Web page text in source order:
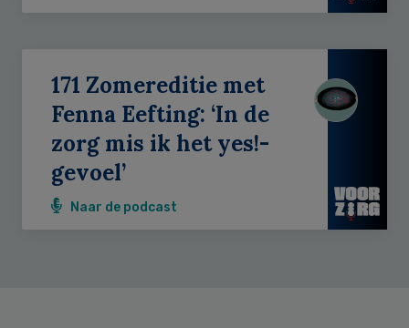
171 Zomereditie met
Fenna Eefting: ‘In de
zorg mis ik het yes!-
gevoel’
Naar de podcast